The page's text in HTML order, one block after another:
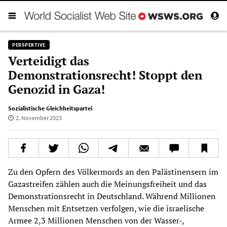
PERSPEKTIVE
Verteidigt das
Demonstrationsrecht! Stoppt den
Genozid in Gaza!
Sozialistische Gleichheitspartei
2. November 2023
Zu den Opfern des Völkermords an den Palästinensern im
Gazastreifen zählen auch die Meinungsfreiheit und das
Demonstrationsrecht in Deutschland. Während Millionen
Menschen mit Entsetzen verfolgen, wie die israelische
Armee 2,3 Millionen Menschen von der Wasser-,